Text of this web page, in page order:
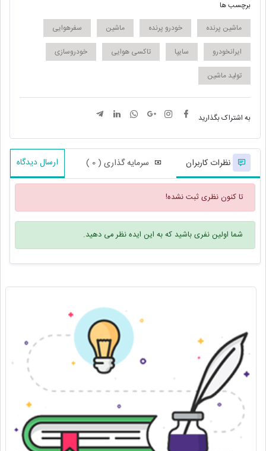
برچسب ها
ماشین پرنده
خودرو پرنده ماشین
سفرهوایی
ایرانخودرو
سایپا تاکسی هوایی
خودروسازی
تولید ماشین
به اشتراک بگذارید
نظرات کاربران سرمایه گذاری ( 0 ) ارسال دیدگاه
تا کنون نظری ثبت نشده!
شما اولین نفری باشید که به این ایده نظر می دهید.